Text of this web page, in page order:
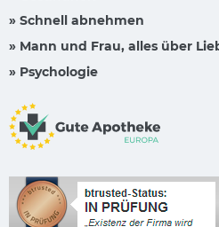
» Schnell abnehmen
» Mann und Frau, alles über
» Psychologie